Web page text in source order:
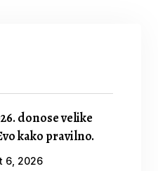
donose velike
kako pravilno.
6, 2026